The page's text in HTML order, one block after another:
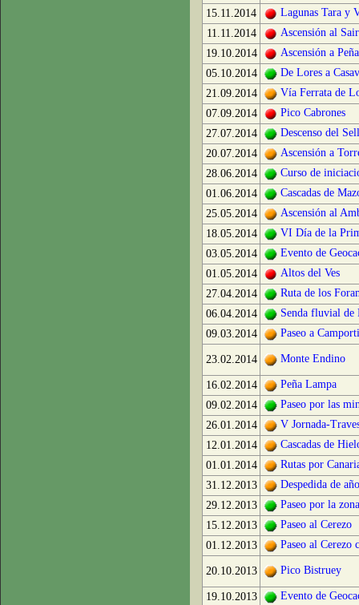
15.11.2014
Lagunas Tara y
11.11.2014
Ascensión al
19.10.2014
Ascensión a
05.10.2014
De Lores a
21.09.2014
Vía Ferrata de
07.09.2014
Pico Cabrones
27.07.2014
Descenso del
20.07.2014
Ascensión a
28.06.2014
Curso de
01.06.2014
Cascadas de
25.05.2014
Ascensión al
18.05.2014
VI Día de la
03.05.2014
Evento de
01.05.2014
Altos del Ves
27.04.2014
Ruta de los
06.04.2014
Senda fluvial de
09.03.2014
Paseo a
23.02.2014 Monte Endino
16.02.2014
Peña Lampa
09.02.2014
Paseo por las
26.01.2014
V Jornada-
12.01.2014
Cascadas de
01.01.2014
Rutas por
31.12.2013
Despedida de
29.12.2013
Paseo por la
15.12.2013
Paseo al Cerezo
01.12.2013
Paseo al Cerezo
20.10.2013 Pico Bistruey
19.10.2013 Evento de